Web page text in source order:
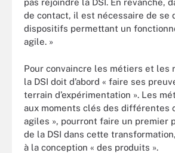
pas rejoindre la DSI. En revanche,
de contact, il est nécessaire de se
dispositifs permettant un
agile. »
Pour convaincre les métiers et les
la DSI doit d’abord « faire ses
terrain d’expérimentation ». Les
aux moments clés des différentes
agiles », pourront faire un premier
de la DSI dans cette
à la conception « des produits ».